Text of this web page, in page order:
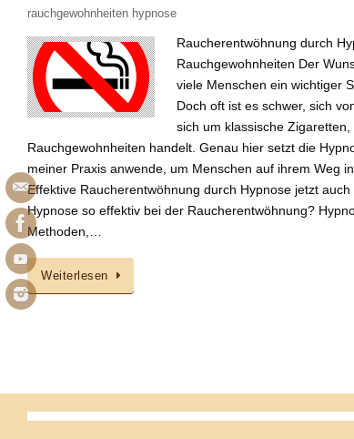
rauchgewohnheiten hypnose
Raucherentwöhnung durch
Rauchgewohnheiten Der
viele Menschen ein wichtiger
Doch oft ist es schwer, sich
sich um klassische
Rauchgewohnheiten handelt. Genau hier setzt die
meiner Praxis anwende, um Menschen auf ihrem Weg
Effektive Raucherentwöhnung durch Hypnose jetzt
Hypnose so effektiv bei der Raucherentwöhnung?
Methoden,…
Weiterlesen